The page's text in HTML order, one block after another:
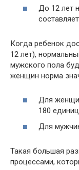
До 12 лет
Когда ребенок
12 лет),
мужского пола
женщин норма
Для
180
Для
Такая большая
процессами,